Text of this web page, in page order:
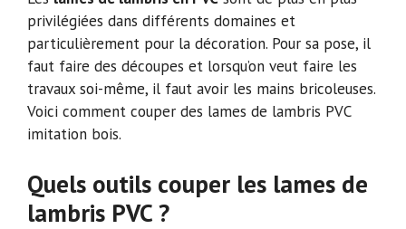
privilégiées dans différents domaines et
particulièrement pour la décoration. Pour sa pose, il
faut faire des découpes et lorsqu’on veut faire les
travaux soi-même, il faut avoir les mains bricoleuses.
Voici comment couper des lames de lambris PVC
imitation bois.
Quels outils couper les lames de
lambris PVC ?